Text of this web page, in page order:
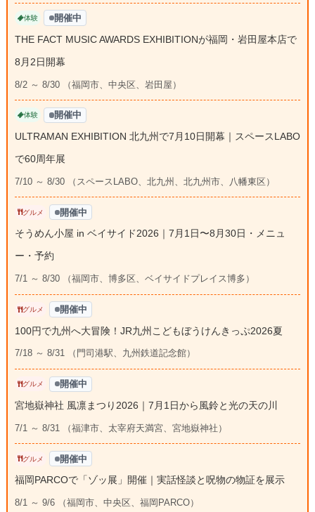
体験 開催中
THE FACT MUSIC AWARDS EXHIBITIONが福岡・岩田屋本店で
8月2日開幕
8/2 ～ 8/30 （福岡市、中央区、岩田屋）
体験 開催中
ULTRAMAN EXHIBITION 北九州で7月10日開幕｜スペースLABO
で60周年展
7/10 ～ 8/30 （スペースLABO、北九州、北九州市、八幡東区）
グルメ 開催中
そうめん小屋 in ベイサイド2026｜7月1日〜8月30日・メニュ
ー・予約
7/1 ～ 8/30 （福岡市、博多区、ベイサイドプレイス博多）
グルメ 開催中
100円で九州へ大冒険！JR九州こどもぼうけんきっぷ2026夏
7/18 ～ 8/31 （門司港駅、九州鉄道記念館）
グルメ 開催中
宮地嶽神社 風凛まつり2026｜7月1日から風鈴と光の天の川
7/1 ～ 8/31 （福津市、太宰府天満宮、宮地嶽神社）
グルメ 開催中
福岡PARCOで「ゾッ展」開催｜実話怪談と呪物の物証を展示
8/1 ～ 9/6 （福岡市、中央区、福岡PARCO）